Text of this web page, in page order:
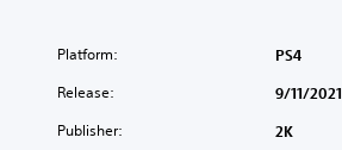
Platform: PS4
Release: 9/11/2021
Publisher: 2K